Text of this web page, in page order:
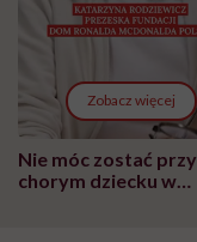
Zobacz więcej
Nie móc zostać przy
chorym dziecku w